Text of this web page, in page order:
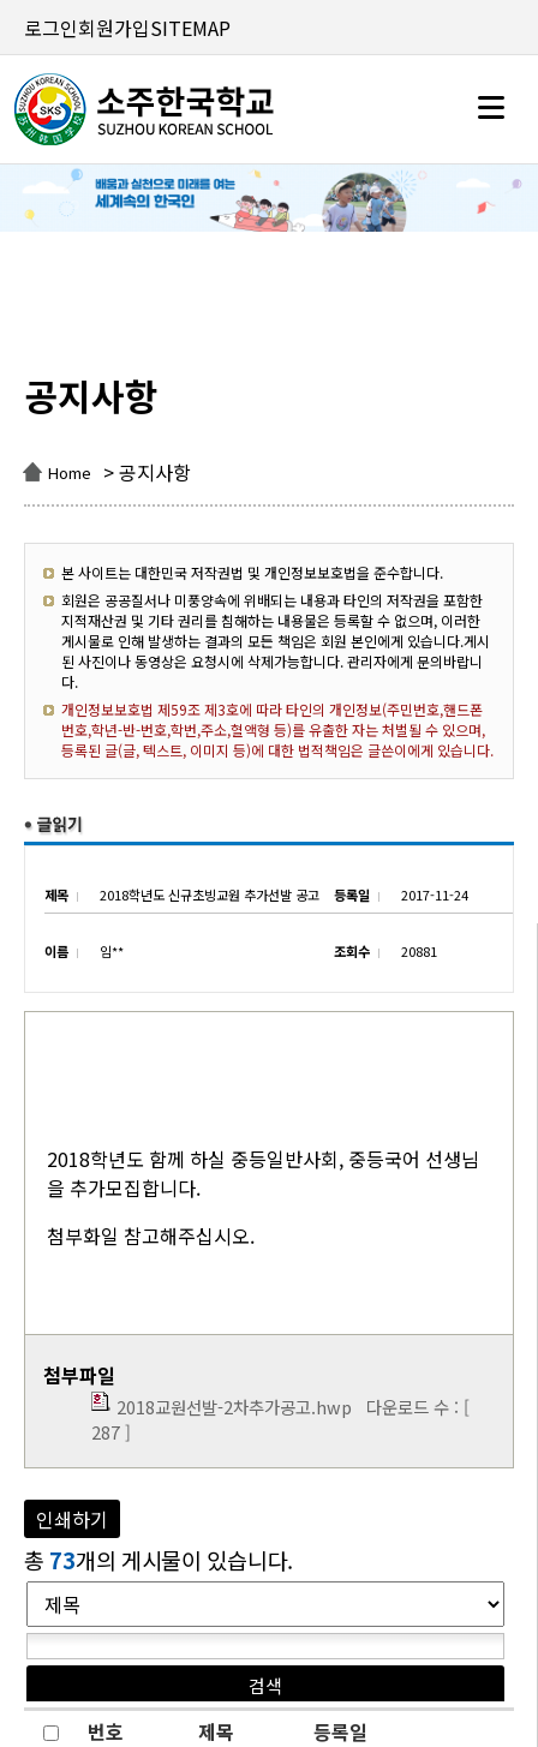
로그인회원가입SITEMAP
공지사항
Home > 공지사항
본 사이트는 대한민국 저작권법 및 개인정보보호법을 준수합니다.
회원은 공공질서나 미풍양속에 위배되는 내용과 타인의 저작권을 포함한
지적재산권 및 기타 권리를 침해하는 내용물은 등록할 수 없으며, 이러한
게시물로 인해 발생하는 결과의 모든 책임은 회원 본인에게 있습니다.게시
된 사진이나 동영상은 요청시에 삭제가능합니다. 관리자에게 문의바랍니
다.
개인정보보호법 제59조 제3호에 따라 타인의 개인정보(주민번호,핸드폰
번호,학년-반-번호,학번,주소,혈액형 등)를 유출한 자는 처벌될 수 있으며,
등록된 글(글, 텍스트, 이미지 등)에 대한 법적책임은 글쓴이에게 있습니다.
제목 2018학년도 신규초빙교원 추가선발 공고 등록일 2017-11-24
이름 임** 조회수 20881
2018학년도 함께 하실 중등일반사회, 중등국어 선생님
을 추가모집합니다.
첨부화일 참고해주십시오.
첨부파일
2018교원선발-2차추가공고.hwp 다운로드 수 : [
287 ]
인쇄하기
총 73개의 게시물이 있습니다.
번호 제목 등록일